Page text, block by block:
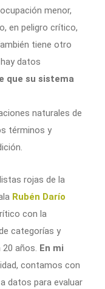
menor,
en peligro crítico,
tiene otro
datos
que su sistema
naturales de
términos y
rojas de la
Rubén Darío
con la
categorías y
años. En mi
contamos con
datos para evaluar